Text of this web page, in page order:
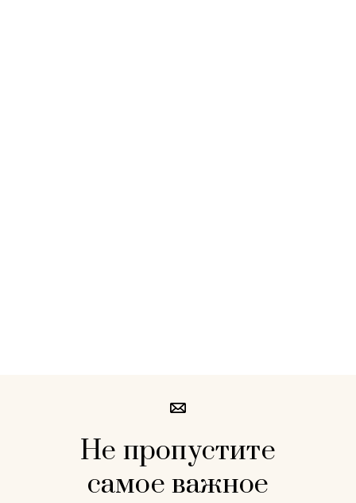
Не пропустите
самое важное